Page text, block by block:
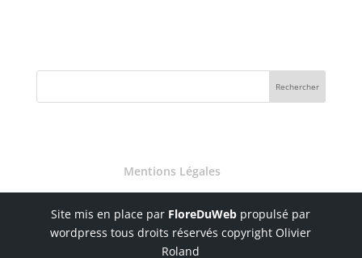
Mentions Légales
Site mis en place par FloreDuWeb propulsé par
wordpress tous droits réservés copyright Olivier
Roland